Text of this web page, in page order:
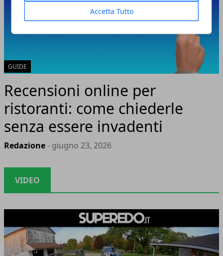
Accetta Tutto
GUIDE
Recensioni online per
ristoranti: come chiederle
senza essere invadenti
Redazione- giugno 23, 2026
VIDEO